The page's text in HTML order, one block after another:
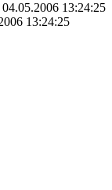
13:24:25
13:24:25